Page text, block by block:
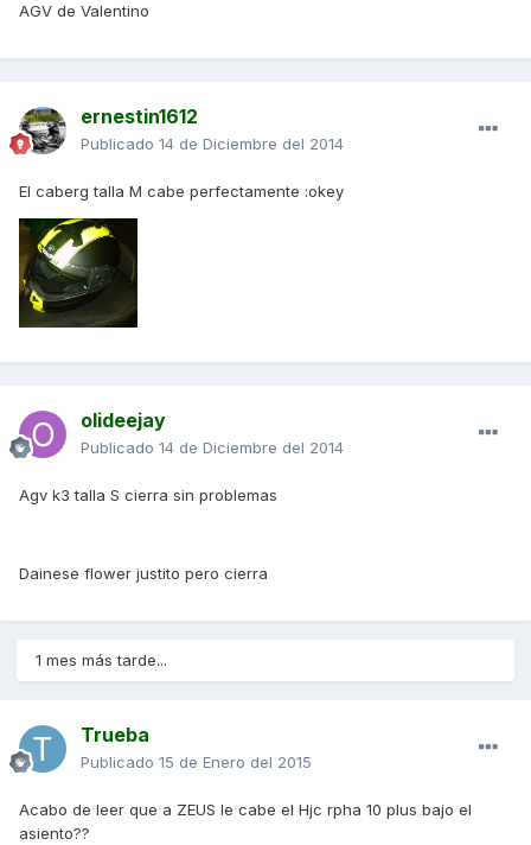
AGV de Valentino
ernestin1612
Publicado 14 de Diciembre del 2014
El caberg talla M cabe perfectamente :okey
olideejay
Publicado 14 de Diciembre del 2014
Agv k3 talla S cierra sin problemas
Dainese flower justito pero cierra
1 mes más tarde...
Trueba
Publicado 15 de Enero del 2015
Acabo de leer que a ZEUS le cabe el Hjc rpha 10 plus bajo el
asiento??